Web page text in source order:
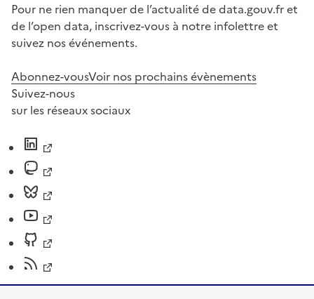
Pour ne rien manquer de l’actualité de data.gouv.fr et
de l’open data, inscrivez-vous à notre infolettre et
suivez nos événements.
Abonnez-vousVoir nos prochains évènements
Suivez-nous
sur les réseaux sociaux